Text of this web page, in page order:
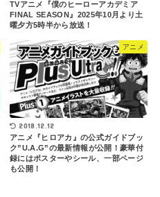
TVアニメ『僕のヒーローアカデミア
FINAL SEASON』2025年10月より土
曜夕方5時半から放送！
アニメ
2018.12.12
アニメ『ヒロアカ』の公式ガイドブッ
ク”U.A.G”の最新情報が公開！豪華付
録にはポスターやシール、一部ページ
も公開！